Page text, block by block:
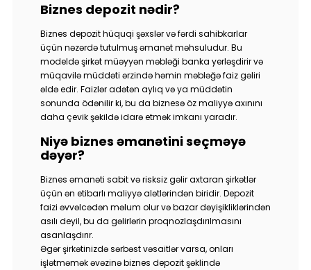
Biznes depozit nədir?
Biznes depozit hüquqi şəxslər və fərdi sahibkarlar
üçün nəzərdə tutulmuş əmanət məhsuludur. Bu
modeldə şirkət müəyyən məbləği banka yerləşdirir və
müqavilə müddəti ərzində həmin məbləğə faiz gəliri
əldə edir. Faizlər adətən aylıq və ya müddətin
sonunda ödənilir ki, bu da biznesə öz maliyyə axınını
daha çevik şəkildə idarə etmək imkanı yaradır.
Niyə biznes əmanətini seçməyə
dəyər?
Biznes əmanəti sabit və risksiz gəlir axtaran şirkətlər
üçün ən etibarlı maliyyə alətlərindən biridir. Depozit
faizi əvvəlcədən məlum olur və bazar dəyişikliklərindən
asılı deyil, bu da gəlirlərin proqnozlaşdırılmasını
asanlaşdırır.
Əgər şirkətinizdə sərbəst vəsaitlər varsa, onları
işlətməmək əvəzinə biznes depozit şəklində